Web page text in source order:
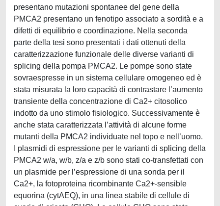
presentano mutazioni spontanee del gene della
PMCA2 presentano un fenotipo associato a sordità e a
difetti di equilibrio e coordinazione. Nella seconda
parte della tesi sono presentati i dati ottenuti della
caratterizzazione funzionale delle diverse varianti di
splicing della pompa PMCA2. Le pompe sono state
sovraespresse in un sistema cellulare omogeneo ed è
stata misurata la loro capacità di contrastare l’aumento
transiente della concentrazione di Ca2+ citosolico
indotto da uno stimolo fisiologico. Successivamente è
anche stata caratterizzata l’attività di alcune forme
mutanti della PMCA2 individuate nel topo e nell’uomo.
I plasmidi di espressione per le varianti di splicing della
PMCA2 w/a, w/b, z/a e z/b sono stati co-transfettati con
un plasmide per l’espressione di una sonda per il
Ca2+, la fotoproteina ricombinante Ca2+-sensible
equorina (cytAEQ), in una linea stabile di cellule di